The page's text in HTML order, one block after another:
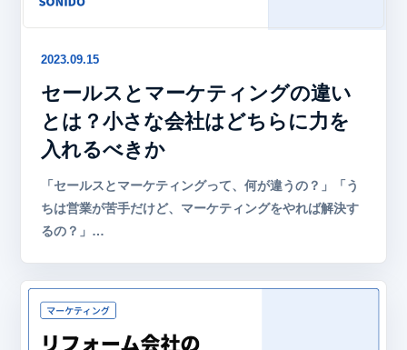
2023.09.15
セールスとマーケティングの違い
とは？小さな会社はどちらに力を
入れるべきか
「セールスとマーケティングって、何が違うの？」「う
ちは営業が苦手だけど、マーケティングをやれば解決す
るの？」…